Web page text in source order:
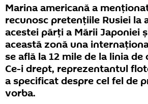
Marina americană a
recunosc pretenţiile Rusiei la
acestei părţi a Mării Japoniei
această zonă una
se află la 12 mile de la linia de
Ce-i drept, reprezentantul
a specificat despre cel fel de
vorba.